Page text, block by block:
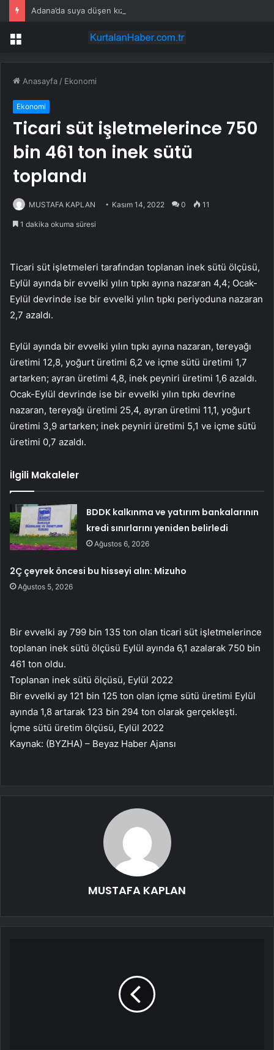
Menü
Anasayfa / Ekonomi
Ekonomi
Ticari süt işletmelerince 750
bin 461 ton inek sütü
toplandı
MUSTAFA KAPLAN Kasım 14, 2022 0 11
1 dakika okuma süresi
Ticari süt işletmeleri tarafından toplanan inek sütü ölçüsü,
Eylül ayında bir evvelki yılın tıpkı ayına nazaran 4,4; Ocak-
Eylül devrinde ise bir evvelki yılın tıpkı periyoduna nazaran
2,7 azaldı.
Eylül ayında bir evvelki yılın tıpkı ayına nazaran, tereyağı
üretimi 12,8, yoğurt üretimi 6,2 ve içme sütü üretimi 1,7
artarken; ayran üretimi 4,8, inek peyniri üretimi 1,6 azaldı.
Ocak-Eylül devrinde ise bir evvelki yılın tıpkı devrine
nazaran, tereyağı üretimi 25,4, ayran üretimi 11,1, yoğurt
üretimi 3,9 artarken; inek peyniri üretimi 5,1 ve içme sütü
üretimi 0,7 azaldı.
İlgili Makaleler
BDDK kalkınma ve yatırım bankalarının
kredi sınırlarını yeniden belirledi
Ağustos 6, 2026
2Ç çeyrek öncesi bu hisseyi alın: Mizuho
Ağustos 5, 2026
Bir evvelki ay 799 bin 135 ton olan ticari süt işletmelerince
toplanan inek sütü ölçüsü Eylül ayında 6,1 azalarak 750 bin
461 ton oldu.
Toplanan inek sütü ölçüsü, Eylül 2022
Bir evvelki ay 121 bin 125 ton olan içme sütü üretimi Eylül
ayında 1,8 artarak 123 bin 294 ton olarak gerçekleşti.
İçme sütü üretim ölçüsü, Eylül 2022
Kaynak: (BYZHA) – Beyaz Haber Ajansı
MUSTAFA KAPLAN